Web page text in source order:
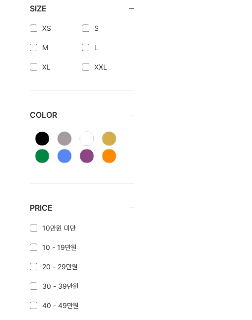
SIZE
XS S
M L
XL XXL
COLOR
PRICE
10만원 미만
10 - 19만원
20 - 29만원
30 - 39만원
40 - 49만원